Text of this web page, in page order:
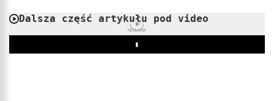
Dalsza część artykułu pod video
REKLAMA
Play